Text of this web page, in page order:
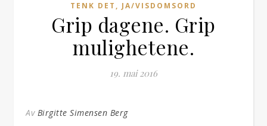
TENK DET, JA/VISDOMSORD
Grip dagene. Grip
mulighetene.
19. mai 2016
Av Birgitte Simensen Berg